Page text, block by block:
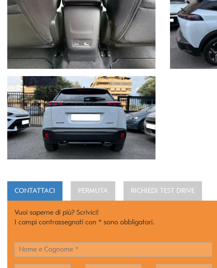
CONTATTACI PERMUTA RICHIEDI TEST DRIVE
Vuoi saperne di più? Scrivici!
I campi contrassegnati con * sono obbligatori.